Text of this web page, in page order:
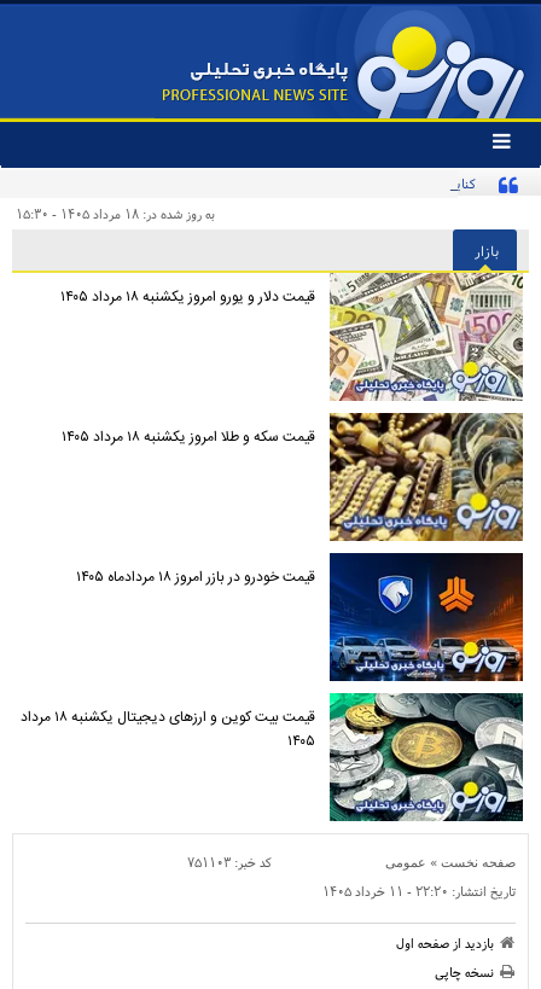
تغییر
وضعیت
منوی
ها
کنایه تند یک روزنامه به «پیروزی‌طلبان زودهنگام» و مخاطبان اینترنشنال
به روز شده در: ۱۸ مرداد ۱۴۰۵ - ۱۵:۳۰
بازار
قیمت دلار و یورو امروز یکشنبه ۱۸ مرداد ۱۴۰۵
قیمت سکه و طلا امروز یکشنبه ۱۸ مرداد ۱۴۰۵
قیمت خودرو در بازر امروز ۱۸ مردادماه ۱۴۰۵
قیمت بیت کوین و ارز‌های دیجیتال یکشنبه ۱۸ مرداد
۱۴۰۵
صفحه نخست » عمومی کد خبر: ۷۵۱۱۰۳
تاریخ انتشار: ۲۲:۲۰ - ۱۱ خرداد ۱۴۰۵
بازدید از صفحه اول
نسخه چاپی